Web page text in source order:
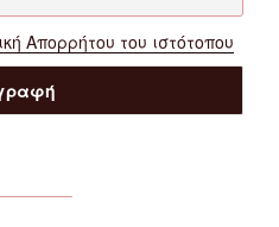
Απορρήτου του ιστότοπου